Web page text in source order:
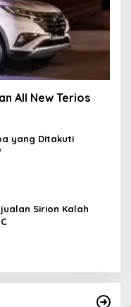
All New Terios
yang Ditakuti
Sirion Kalah
Ganjar dan Gus